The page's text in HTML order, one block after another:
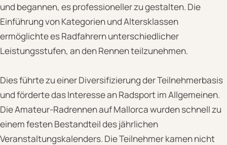
und begannen, es professioneller zu gestalten. Die
Einführung von Kategorien und Altersklassen
ermöglichte es Radfahrern unterschiedlicher
Leistungsstufen, an den Rennen teilzunehmen.
Dies führte zu einer Diversifizierung der Teilnehmerbasis
und förderte das Interesse an Radsport im Allgemeinen.
Die Amateur-Radrennen auf Mallorca wurden schnell zu
einem festen Bestandteil des jährlichen
Veranstaltungskalenders. Die Teilnehmer kamen nicht